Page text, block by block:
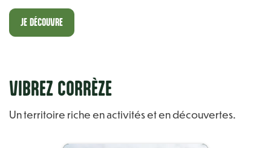
JE DÉCOUVRE
VIBREZ CORRÈZE
Un territoire riche en activités et en découvertes.